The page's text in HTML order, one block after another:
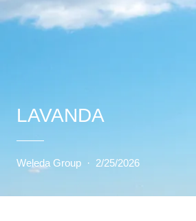
LAVANDA
Weleda Group · 2/25/2026